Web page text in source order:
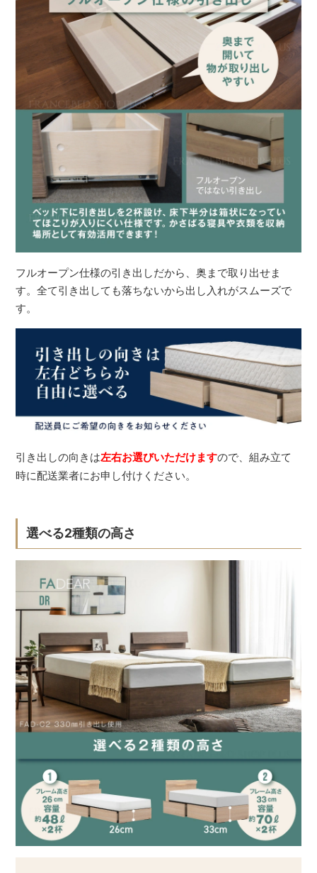
フルオープン仕様の引き出しだから、奥まで取り出せま
す。全て引き出しても落ちないから出し入れがスムーズで
す。
引き出しの向きは左右お選びいただけますので、組み立て
時に配送業者にお申し付けください。
選べる2種類の高さ